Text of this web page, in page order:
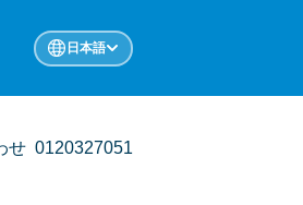
日本語
せ 0120327051